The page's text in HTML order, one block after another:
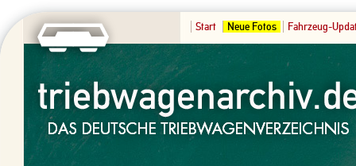
Start Neue Fotos Fahrzeug-